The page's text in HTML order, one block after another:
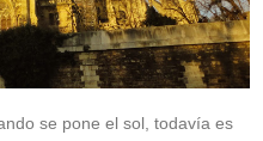
se pone el sol, todavía es